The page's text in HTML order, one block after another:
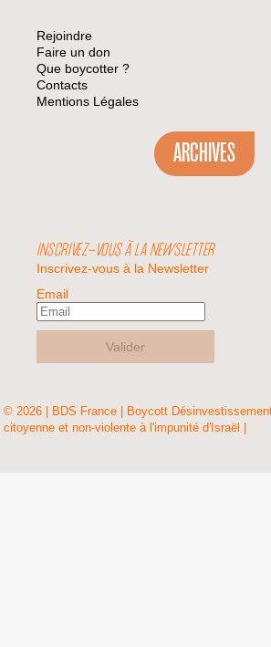
Rejoindre
Faire un don
Que boycotter ?
Contacts
Mentions Légales
ARCHIVES
INSCRIVEZ-VOUS À LA NEWSLETTER
Inscrivez-vous à la Newsletter
Email
Valider
© 2026 | BDS France | Boycott
citoyenne et non-violente à l'impunité d'Israël |